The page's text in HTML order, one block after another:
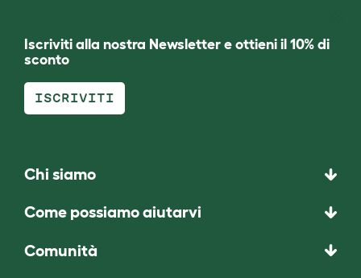
Iscriviti alla nostra Newsletter e ottieni il 10% di
sconto
ISCRIVITI
Chi siamo
Come possiamo aiutarvi
Comunità